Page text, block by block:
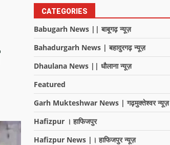
CATEGORIES
Babugarh News || बाबूगढ़ न्यूज़
Bahadurgarh News | बहादुरगढ़ न्यूज़
Dhaulana News || धौलाना न्यूज़
Featured
Garh Mukteshwar News | गढ़मुक्तेश्वर न्यूज़
Hafizpur । हाफिजपुर
Hafizpur News |। हाफिजपुर न्यूज़